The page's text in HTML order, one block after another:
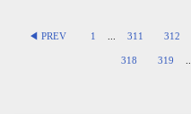
◀ PREV 1 311 312
318 319